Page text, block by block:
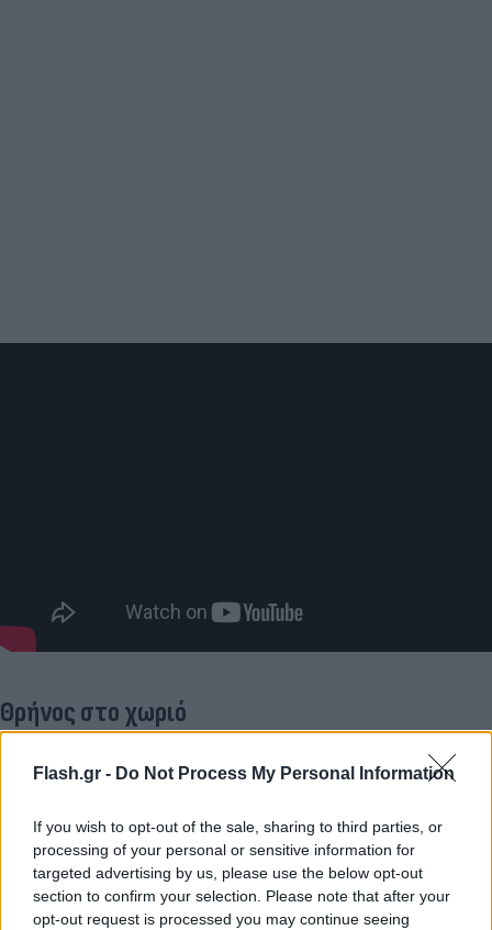
Flash.gr - Do Not Process My Personal Information
If you wish to opt-out of the sale, sharing to third parties, or
processing of your personal or sensitive information for
targeted advertising by us, please use the below opt-out
section to confirm your selection. Please note that after your
opt-out request is processed you may continue seeing
Θρήνος στο χωριό
Ο Βολοντίμιρ Μουχοβάτι, ένας 70χρονος κάτοικος
της Χρόζα, έχασε τον γιο του στο πλήγμα αυτό. Η
σύζυγός του επί 48 χρόνια και η νύφη του
πιστεύεται ότι είναι επίσης μεταξύ των θυμάτων.
«Μόλις έβγαλαν (από τα χαλάσματα) τον γιο μου,